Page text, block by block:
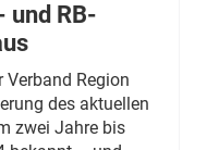
und RB-
Verband Region
des aktuellen
zwei Jahre bis